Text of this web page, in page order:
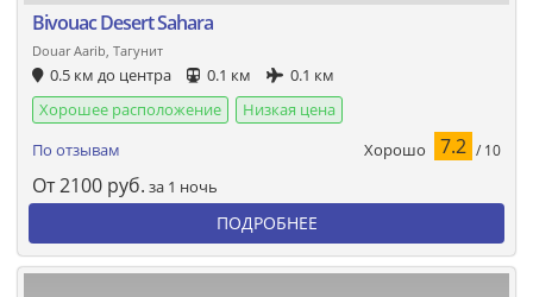
Bivouac Desert Sahara
Douar Aarib, Тагунит
0.5 км до центра 0.1 км
0.1 км
Хорошее расположение
Низкая цена
По отзывам
Хорошо 7.2 / 10
От2100 руб. за 1 ночь
ПОДРОБНЕЕ